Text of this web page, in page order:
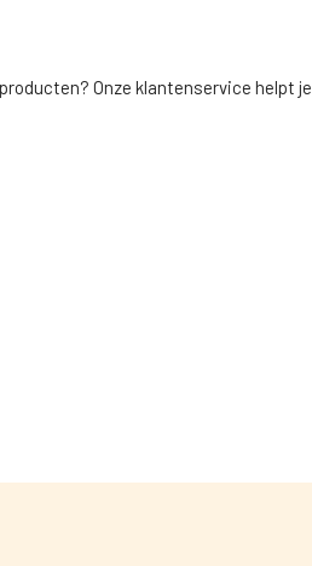
Onze klantenservice helpt je